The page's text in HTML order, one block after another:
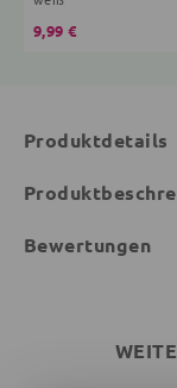
9,99 €
Produktdetails
Bewertungen